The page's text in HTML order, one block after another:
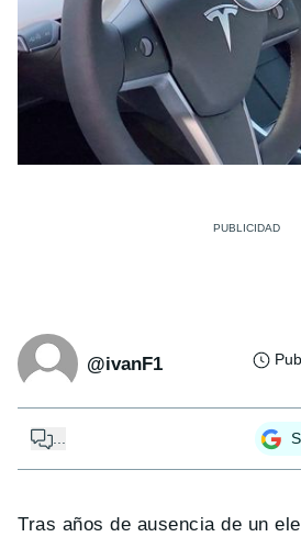
@ivanF1
...
Tras años de ausencia de un